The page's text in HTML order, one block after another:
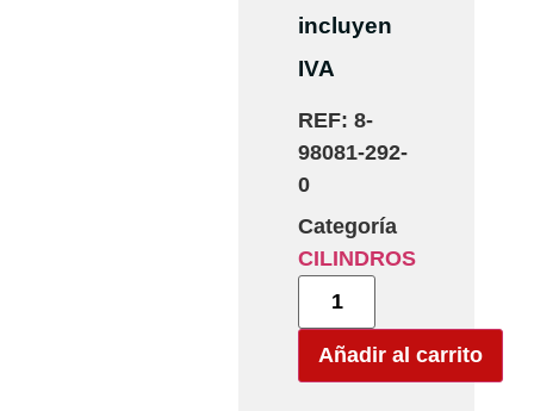
incluyen
IVA
REF: 8-
98081-292-
0
Categoría
CILINDROS
Añadir al carrito